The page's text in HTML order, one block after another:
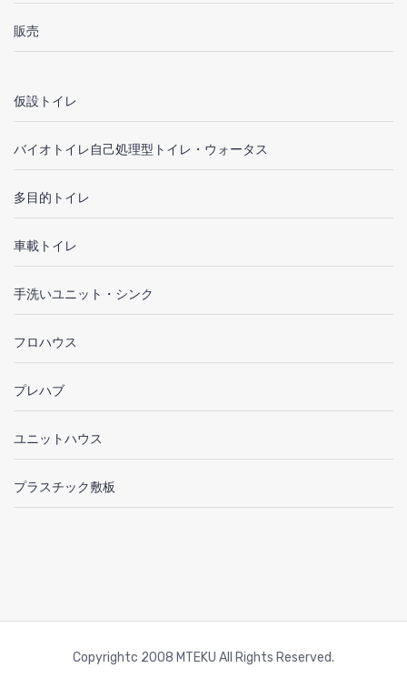
販売
仮設トイレ
バイオトイレ自己処理型トイレ・ウォータス
多目的トイレ
車載トイレ
手洗いユニット・シンク
フロハウス
プレハブ
ユニットハウス
プラスチック敷板
Copyrightc 2008 MTEKU All Rights Reserved.